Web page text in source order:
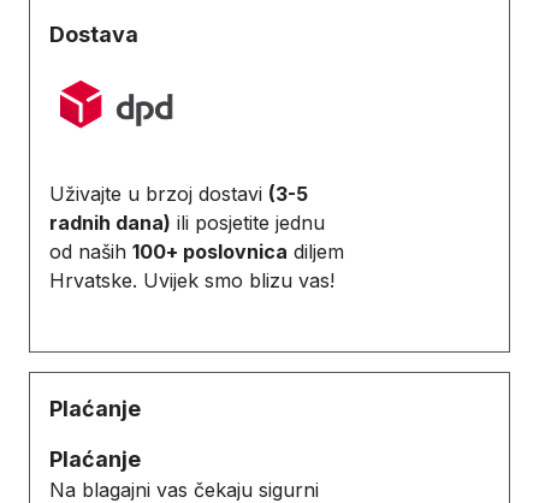
Dostava
Uživajte u brzoj dostavi (3-5
radnih dana) ili posjetite jednu
od naših 100+ poslovnica diljem
Hrvatske. Uvijek smo blizu vas!
Plaćanje
Plaćanje
Na blagajni vas čekaju sigurni